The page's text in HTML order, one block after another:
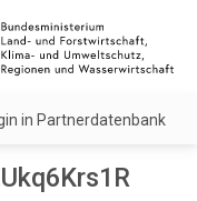
in Partnerdatenbank